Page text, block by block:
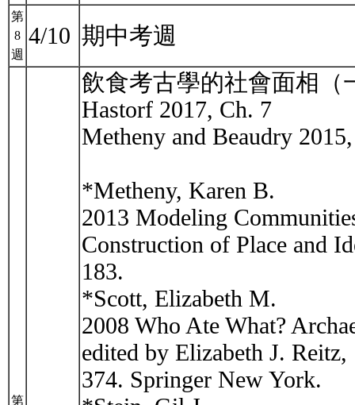
第
8
週
4/10 期中考週
第
飲食考古學的社會面相
Hastorf 2017, Ch. 7
Metheny and Beaudry
*Metheny, Karen B.
2013 Modeling
Construction of Place and
183.
*Scott, Elizabeth M.
2008 Who Ate What?
edited by Elizabeth J.
374. Springer New York.